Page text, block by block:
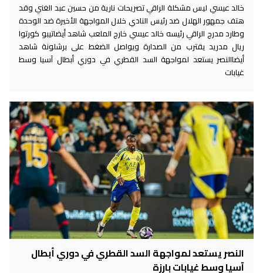
خالد عيسي ليس مشكلة الراقي تصريحات نارية من حسين عبد الغني وقد
هتف جمهور الهلال ضد رئيس النادي خلال المواجهة الأخيرة ضد الوحدة
وطارد مدرج الراقي رئيسه خالد عيسي خارج الملعب شاهد أيضاتيبو كورتوا
ريال مدريد يقترب من الصدارة ويواصل الضغط على برشلونة شاهد
أيضاالنصر يستعد لمواجهة السد القطري في دوري أبطال آسيا وسط
غيابات
النصر يستعد لمواجهة السد القطري في دوري أبطال
آسيا وسط غيابات بارزة